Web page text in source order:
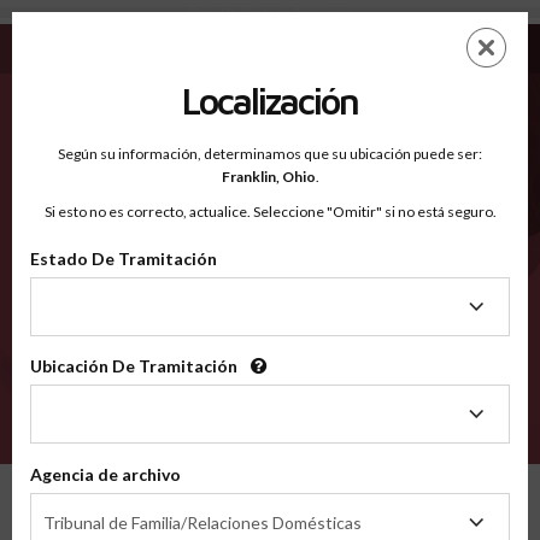
Benzie MI - Condados Reconocidos
EN
Condados Reconocidos
2600
Localización
Según su información, determinamos que su ubicación puede ser:
Franklin, Ohio.
Si esto no es correcto, actualice. Seleccione "Omitir" si no está seguro.
Estado De Tramitación
Tramitación
Ubicación De Tramitación
Tramitación
Agencia de archivo
Tribunal de Familia/Relaciones Domésticas
de